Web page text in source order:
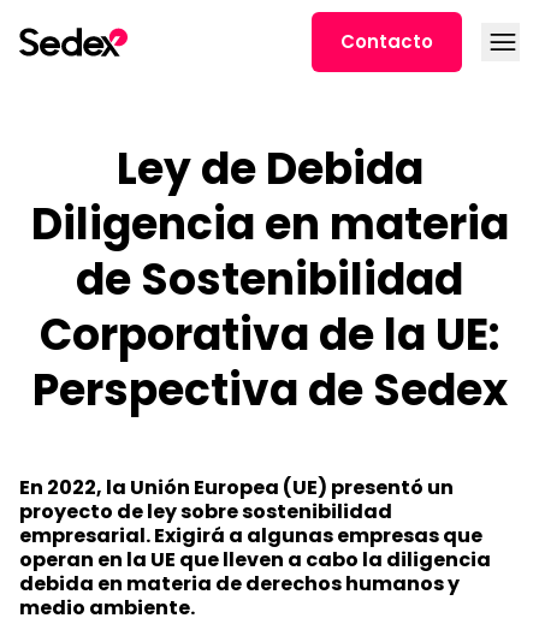
Contacto Abrir
Ley de Debida
Diligencia en materia
de Sostenibilidad
Corporativa de la UE:
Perspectiva de Sedex
En 2022, la Unión Europea (UE) presentó un
proyecto de ley sobre sostenibilidad
empresarial. Exigirá a algunas empresas que
operan en la UE que lleven a cabo la diligencia
debida en materia de derechos humanos y
medio ambiente.